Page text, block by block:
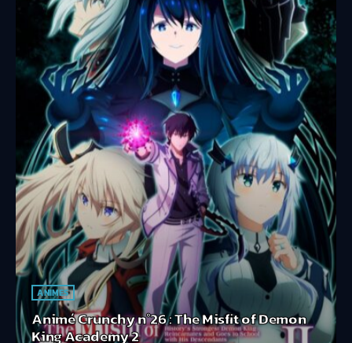
ANIMES
Animé Crunchy n°26 : The Misfit of Demon
King Academy 2